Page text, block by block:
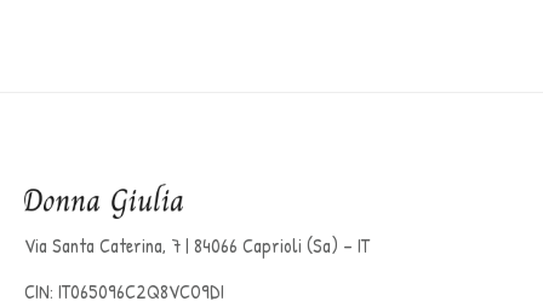
Via Santa Caterina, 7 | 84066 Caprioli (Sa) – IT
CIN: IT065096C2Q8VCO9DI